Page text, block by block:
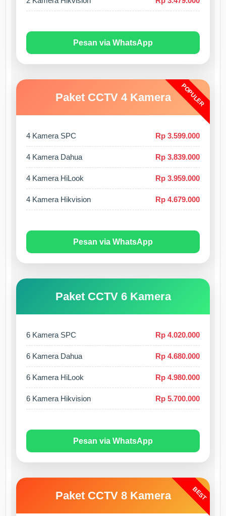
Pesan via WhatsApp
POPULER
Paket CCTV 4 Kamera
4 Kamera SPC Rp 3.599.000
4 Kamera Dahua Rp 3.839.000
4 Kamera HiLook Rp 3.959.000
4 Kamera Hikvision Rp 4.679.000
Pesan via WhatsApp
Paket CCTV 6 Kamera
6 Kamera SPC Rp 4.020.000
6 Kamera Dahua Rp 4.680.000
6 Kamera HiLook Rp 4.980.000
6 Kamera Hikvision Rp 5.700.000
Pesan via WhatsApp
BEST
Paket CCTV 8 Kamera